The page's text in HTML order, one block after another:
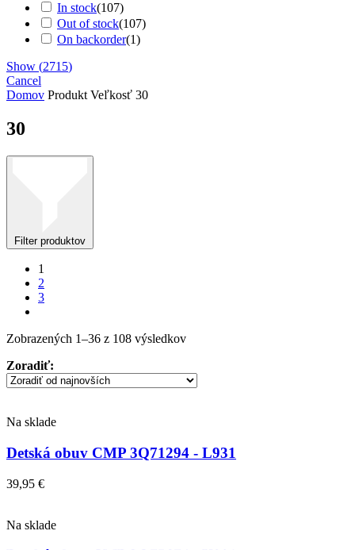
In stock(107)
Out of stock(107)
On backorder(1)
Show (2715)
Cancel
Domov Produkt Veľkosť 30
30
Filter produktov
1
2
3
Zobrazených 1–36 z 108 výsledkovZoradené
Zoradiť:
Na sklade
Detská obuv CMP 3Q71294 - L931
39,95 €
Na sklade